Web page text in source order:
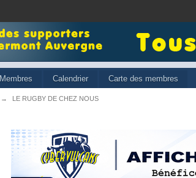
Membres Calendrier Carte des membres
→ LE RUGBY DE CHEZ NOUS